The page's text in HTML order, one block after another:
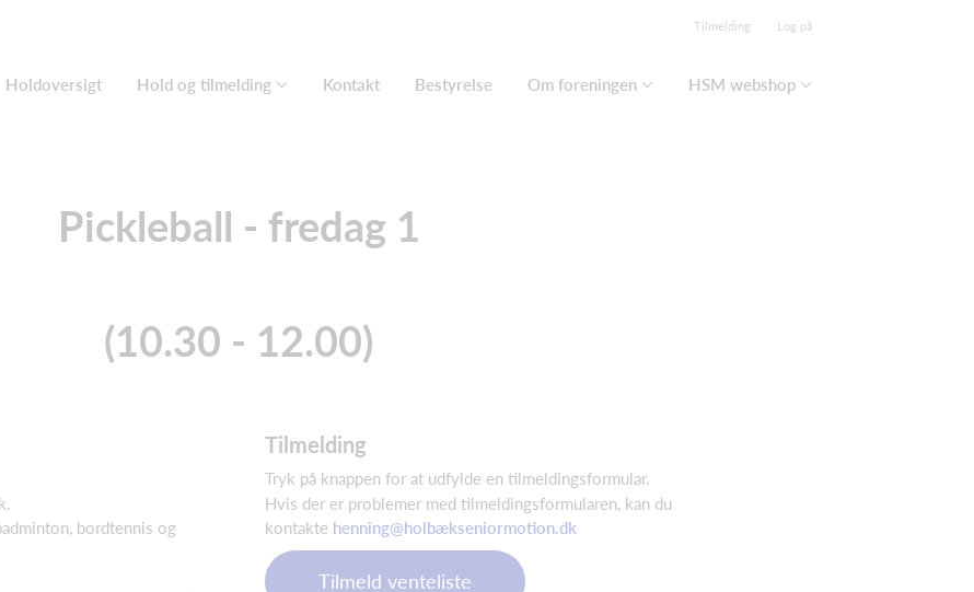
Tilmelding Log på
Holdoversigt Hold og tilmelding Kontakt Bestyrelse Om foreningen HSM webshop
Pickleball - fredag 1
(10.30 - 12.00)
bordtennis og
Tilmelding
Tryk på knappen for at udfylde en tilmeldingsformular.
Hvis der er problemer med tilmeldingsformularen, kan du
kontakte henning@holbækseniormotion.dk
Tilmeld venteliste